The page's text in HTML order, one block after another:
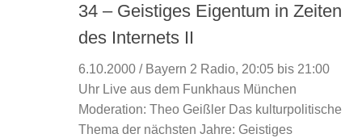
34 – Geistiges Eigentum in Zeiten
des Internets II
6.10.2000 / Bayern 2 Radio, 20:05 bis 21:00
Uhr Live aus dem Funkhaus München
Moderation: Theo Geißler Das kulturpolitische
Thema der nächsten Jahre: Geistiges